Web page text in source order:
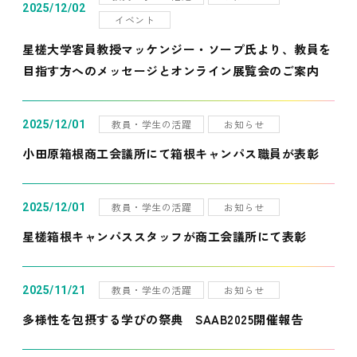
2025/12/02
イベント
星槎大学客員教授マッケンジー・ソープ氏より、教員を
目指す方へのメッセージとオンライン展覧会のご案内
2025/12/01 教員・学生の活躍 お知らせ
小田原箱根商工会議所にて箱根キャンパス職員が表彰
2025/12/01 教員・学生の活躍 お知らせ
星槎箱根キャンパススタッフが商工会議所にて表彰
2025/11/21 教員・学生の活躍 お知らせ
多様性を包摂する学びの祭典 SAAB2025開催報告